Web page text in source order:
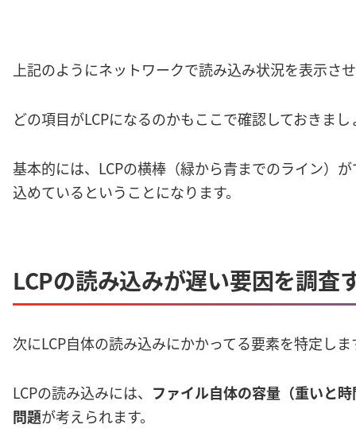
上記のようにネットワークで読み込み状況を表示さ
どの項目がLCPになるのかもここで確認しておきまし
基本的には、LCPの横棒（緑から青までのライン）
込めているということになります。
LCPの読み込みが遅い要因を調査
次にLCP自体の読み込みにかかってる要素を特定しま
LCPの読み込みには、 ファイル自体の容量（重いと
問題が考えられます。